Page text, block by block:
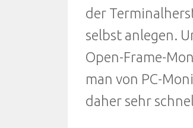
der
selbst anlegen.
Open-Frame-
man von PC-
daher sehr